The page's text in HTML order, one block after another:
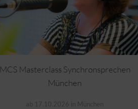
MCS Masterclass Synchronsprechen
München
ab 17.10.2026 in München